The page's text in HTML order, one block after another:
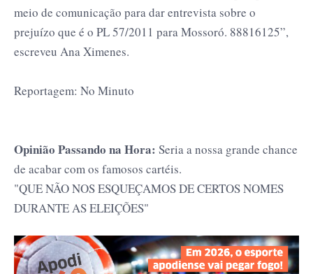
meio de comunicação para dar entrevista sobre o
prejuízo que é o PL 57/2011 para Mossoró. 88816125”,
escreveu Ana Ximenes.
Reportagem: No Minuto
Opinião Passando na Hora: Seria a nossa grande chance
de acabar com os famosos cartéis.
"QUE NÃO NOS ESQUEÇAMOS DE CERTOS NOMES
DURANTE AS ELEIÇÕES"